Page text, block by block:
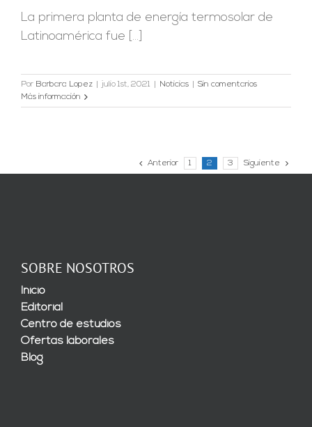
La primera planta de energía termosolar de
Latinoamérica fue [...]
Por Barbara Lopez julio 1st, 2021 Noticias
Sin comentarios
Más información
Anterior 1 2 3 Siguiente
SOBRE NOSOTROS
Inicio
Editorial
Centro de estudios
Ofertas laborales
Blog